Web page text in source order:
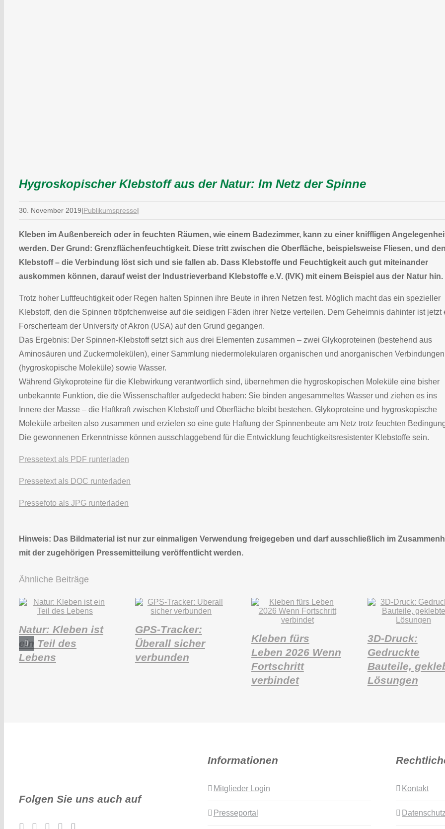
Hygroskopischer Klebstoff aus der Natur: Im Netz der Spinne
30. November 2019|Publikumspresse|
Kleben im Außenbereich oder in feuchten Räumen, wie einem Badezimmer, kann zu einer kniffligen
werden. Der Grund: Grenzflächenfeuchtigkeit. Diese tritt zwischen die Oberfläche, beispielsweise Fliesen, und den
Klebstoff – die Verbindung löst sich und sie fallen ab. Dass Klebstoffe und Feuchtigkeit auch gut miteinander
auskommen können, darauf weist der Industrieverband Klebstoffe e.V. (IVK) mit einem Beispiel aus der Natur hin.
Trotz hoher Luftfeuchtigkeit oder Regen halten Spinnen ihre Beute in ihren Netzen fest. Möglich macht das ein spezieller
Klebstoff, den die Spinnen tröpfchenweise auf die seidigen Fäden ihrer Netze verteilen. Dem Geheimnis dahinter ist jetzt
Forscherteam der University of Akron (USA) auf den Grund gegangen.
Das Ergebnis: Der Spinnen-Klebstoff setzt sich aus drei Elementen zusammen – zwei Glykoproteinen (bestehend aus
Aminosäuren und Zuckermolekülen), einer Sammlung niedermolekularen organischen und anorganischen Verbindungen
(hygroskopische Moleküle) sowie Wasser.
Während Glykoproteine für die Klebwirkung verantwortlich sind, übernehmen die hygroskopischen Moleküle eine bisher
unbekannte Funktion, die die Wissenschaftler aufgedeckt haben: Sie binden angesammeltes Wasser und ziehen es ins
Innere der Masse – die Haftkraft zwischen Klebstoff und Oberfläche bleibt bestehen. Glykoproteine und hygroskopische
Moleküle arbeiten also zusammen und erzielen so eine gute Haftung der Spinnenbeute am Netz trotz feuchten
Die gewonnenen Erkenntnisse können ausschlaggebend für die Entwicklung feuchtigkeitsresistenter Klebstoffe sein.
Pressetext als PDF runterladen
Pressetext als DOC runterladen
Pressefoto als JPG runterladen
Hinweis: Das Bildmaterial ist nur zur einmaligen Verwendung freigegeben und darf ausschließlich im
mit der zugehörigen Pressemitteilung veröffentlicht werden.
Ähnliche Beiträge
Natur: Kleben ist
ein Teil des
Lebens
GPS-Tracker:
Überall sicher
verbunden
Kleben fürs
Leben 2026 Wenn
Fortschritt
verbindet
3D-Druck:
Gedruckte
Bauteile,
Lösungen
Folgen Sie uns auch auf
Informationen
Mitglieder Login
Presseportal
Kontakt